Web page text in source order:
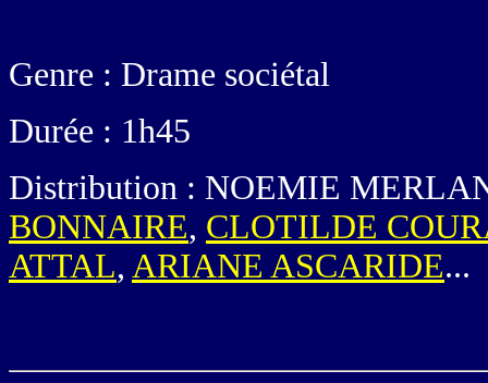
Genre : Drame sociétal
Durée : 1h45
Distribution : NOEMIE
BONNAIRE, CLOTILDE
ATTAL, ARIANE ASCARIDE...